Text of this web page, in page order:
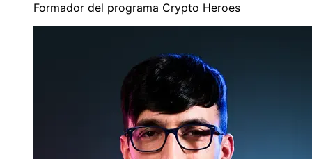
Formador del programa Crypto Heroes